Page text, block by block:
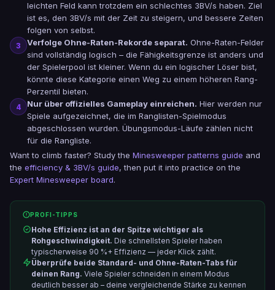
leichten Feld kann trotzdem ein schlechtes 3BV/s haben. Ziel
ist es, den 3BV/s mit der Zeit zu steigern, und bessere Zeiten
folgen von selbst.
3 Verfolge Ohne-Raten-Rekorde separat. Ohne-Raten-Felder
sind vollständig logisch – die Fähigkeitsgrenze ist anders und
der Spielerpool ist kleiner. Wenn du ein logischer Löser bist,
könnte diese Kategorie einen Weg zu einem höheren Rang-
Perzentil bieten.
4 Nur über offizielles Gameplay einreichen. Hier werden nur
Spiele aufgezeichnet, die im Ranglisten-Spielmodus
abgeschlossen wurden. Übungsmodus-Läufe zählen nicht
für die Rangliste.
Want to climb faster? Study the Minesweeper patterns guide and
the efficiency & 3BV/s guide, then put it into practice on the
Expert Minesweeper board.
PROFI-TIPPS
Hohe Effizienz ist an der Spitze wichtiger als
Rohgeschwindigkeit. Die schnellsten Spieler haben
typischerweise 90 %+ Effizienz — jeder Klick zählt.
Überprüfe beide Standard- und Ohne-Raten-Tabs für
deinen Rang. Viele Spieler schneiden in einem Modus
deutlich besser ab – deine vergleichende Stärke zu kennen